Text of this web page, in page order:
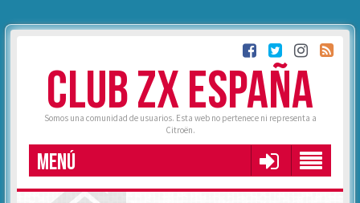
CLUB ZX ESPAÑA
Somos una comunidad de usuarios. Esta web no pertenece ni representa a
Citroën.
MENÚ